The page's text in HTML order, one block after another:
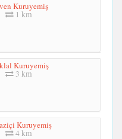
Kuruyemiş
1 km
Kuruyemiş
3 km
Kuruyemiş
4 km